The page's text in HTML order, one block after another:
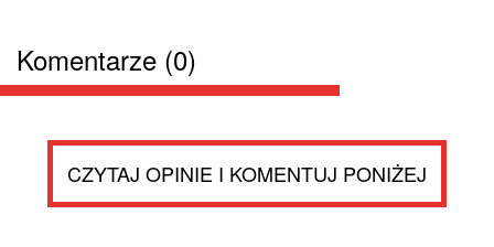
Komentarze (0)
CZYTAJ OPINIE I KOMENTUJ PONIŻEJ